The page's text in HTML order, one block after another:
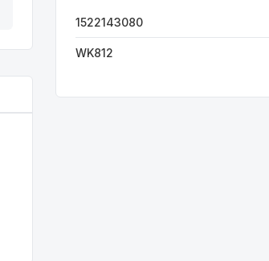
1522143080
WK812